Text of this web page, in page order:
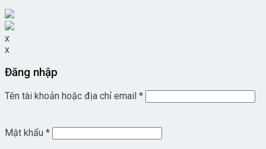
x
x
Đăng nhập
Tên tài khoản hoặc địa chỉ email *
Mật khẩu *